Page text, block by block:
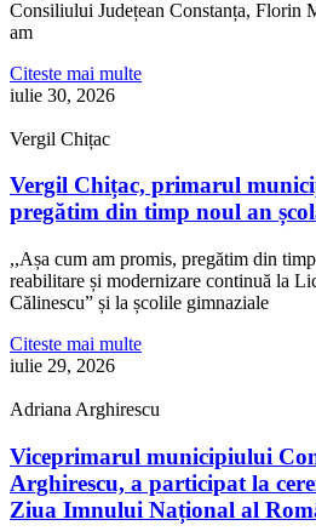
Consiliului Județean Constanța, Florin
am
Citeste mai multe
iulie 30, 2026
Vergil Chițac
Vergil Chițac, primarul
pregătim din timp noul an
,,Așa cum am promis, pregătim din
reabilitare și modernizare continuă la
Călinescu” și la școlile gimnaziale
Citeste mai multe
iulie 29, 2026
Adriana Arghirescu
Viceprimarul municipiului
Arghirescu, a participat la
Ziua Imnului Național al